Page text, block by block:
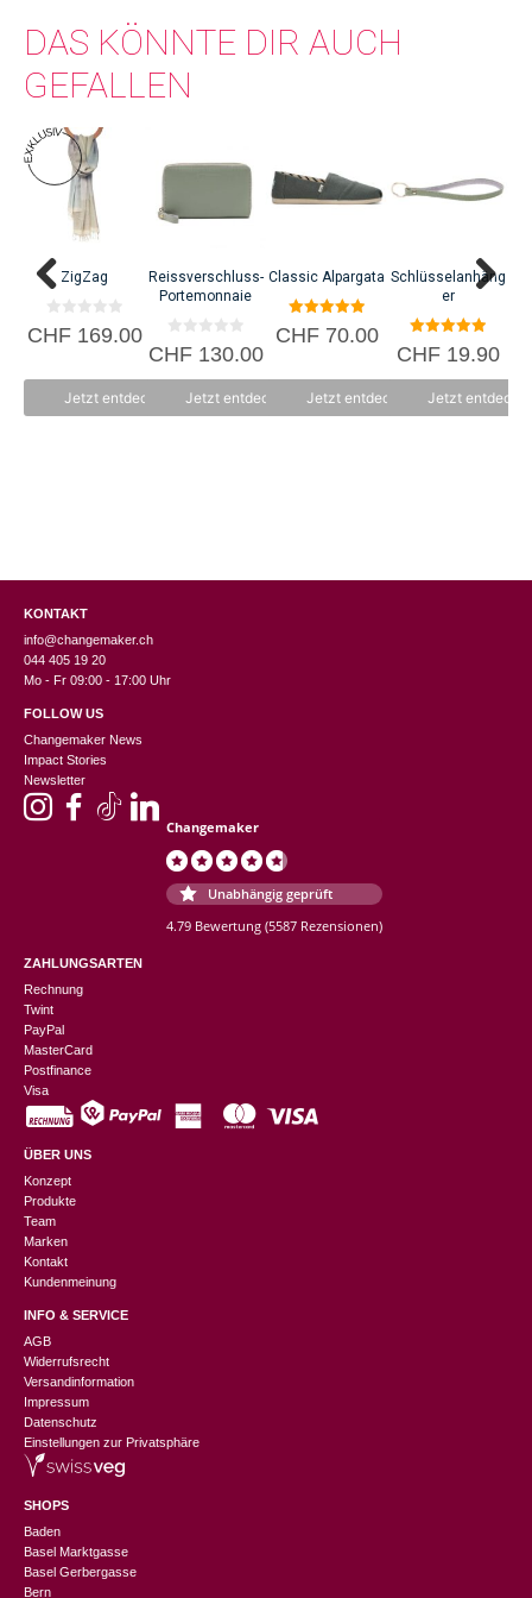
DAS KÖNNTE DIR AUCH
GEFALLEN
ZigZag
0
v
CHF169.00
Jetzt entdecken
Reissverschluss-
Portemonnaie
0
v
CHF130.00
Jetzt entdecken
Classic Alpargata
5.00
von 5
CHF70.00
Jetzt entdecken
weist
Die
Optionen
können
Produktseite
Schlüsselanhäng
er
5.00
von 5
CHF19.90
Jetzt
KONTAKT
info@changemaker.ch
044 405 19 20
Mo - Fr 09:00 - 17:00 Uhr
FOLLOW US
Changemaker News
Impact Stories
Newsletter
Changemaker
Unabhängig geprüft
4.79 Bewertung (5587 Rezensionen)
ZAHLUNGSARTEN
Rechnung
Twint
PayPal
MasterCard
Postfinance
Visa
ÜBER UNS
Konzept
Produkte
Team
Marken
Kontakt
Kundenmeinung
INFO & SERVICE
AGB
Widerrufsrecht
Versandinformation
Impressum
Datenschutz
Einstellungen zur Privatsphäre
SHOPS
Baden
Basel Marktgasse
Basel Gerbergasse
Bern